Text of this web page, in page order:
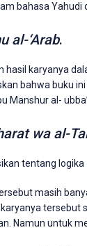
bahasa Yahudi
al-‘Arab.
hasil karyanya
bahwa buku
Manshur al-
wa al-
tentang logika
masih
tersebut
Namun untuk